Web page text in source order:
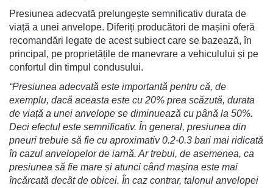
Presiunea adecvată prelungește semnificativ durata de
viață a unei anvelope. Diferiți producători de mașini oferă
recomandări legate de acest subiect care se bazează, în
principal, pe proprietățile de manevrare a vehiculului și pe
confortul din timpul condusului.
“Presiunea adecvată este importantă pentru că, de
exemplu, dacă aceasta este cu 20% prea scăzută, durata
de viață a unei anvelope se diminuează cu până la 50%.
Deci efectul este semnificativ. În general, presiunea din
pneuri trebuie să fie cu aproximativ 0.2-0.3 bari mai ridicată
în cazul anvelopelor de iarnă. Ar trebui, de asemenea, ca
presiunea să fie mare și atunci când mașina este mai
încărcată decât de obicei. În caz contrar, talonul anvelopei